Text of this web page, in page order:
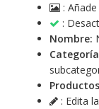
:
:
Nombre:
: Edita